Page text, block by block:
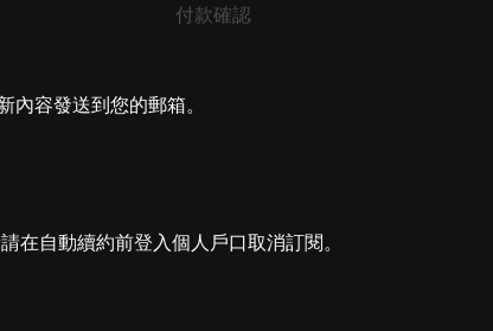
付款確認
容發送到您的郵箱。
在自動續約前登入個人戶口取消訂閱。